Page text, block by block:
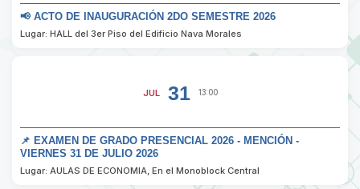
📢 ACTO DE INAUGURACIÓN 2DO SEMESTRE 2026
Lugar: HALL del 3er Piso del Edificio Nava Morales
JUL 31 13:00
📌 EXAMEN DE GRADO PRESENCIAL 2026 - MENCIÓN -
VIERNES 31 DE JULIO 2026
Lugar: AULAS DE ECONOMIA, En el Monoblock Central